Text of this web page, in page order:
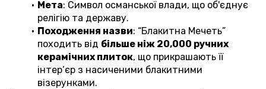
Мета: Символ османської влади, що об'єднує
релігію та державу.
Походження назви: “Блакитна Мечеть”
походить від більше ніж 20,000 ручних
керамічних плиток, що прикрашають її
інтер’єр з насиченими блакитними
візерунками.